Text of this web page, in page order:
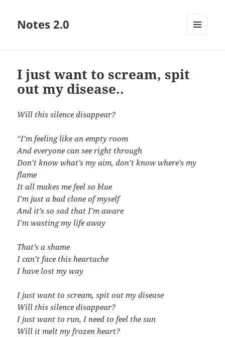
Notes 2.0
I just want to scream, spit
out my disease..
Will this silence disappear?
“I’m feeling like an empty room
And everyone can see right through
Don’t know what’s my aim, don’t know where’s my
flame
It all makes me feel so blue
I’m just a bad clone of myself
And it’s so sad that I’m aware
I’m wasting my life away
That’s a shame
I can’t face this heartache
I have lost my way
I just want to scream, spit out my disease
Will this silence disappear?
I just want to run, I need to feel the sun
Will it melt my frozen heart?